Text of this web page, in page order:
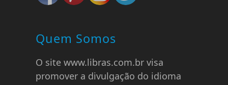
Quem Somos
O site www.libras.com.br visa
promover a divulgação do idioma